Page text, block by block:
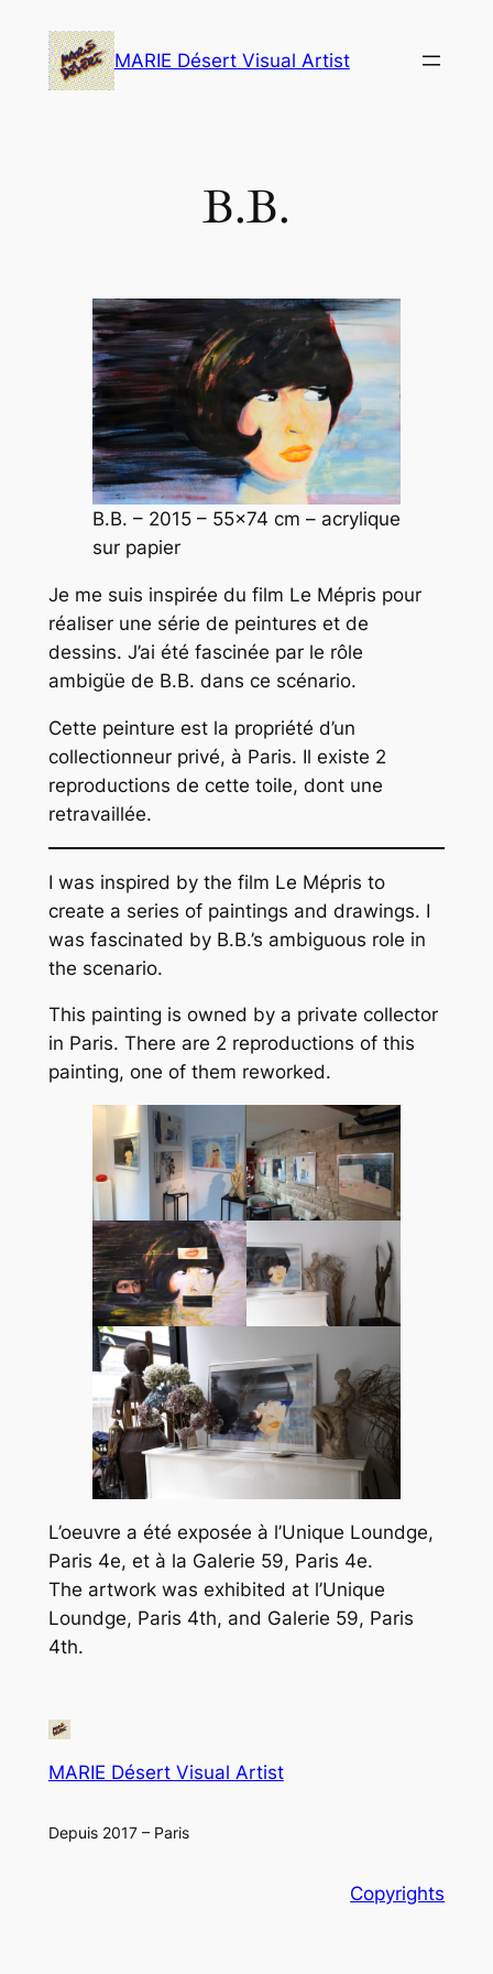
content
MARIE Désert Visual Artist
B.B.
B.B. – 2015 – 55×74 cm – acrylique
sur papier
Je me suis inspirée du film Le Mépris pour
réaliser une série de peintures et de
dessins. J’ai été fascinée par le rôle
ambigüe de B.B. dans ce scénario.
Cette peinture est la propriété d’un
collectionneur privé, à Paris. Il existe 2
reproductions de cette toile, dont une
retravaillée.
I was inspired by the film Le Mépris to
create a series of paintings and drawings. I
was fascinated by B.B.’s ambiguous role in
the scenario.
This painting is owned by a private collector
in Paris. There are 2 reproductions of this
painting, one of them reworked.
L’oeuvre a été exposée à l’Unique Loundge,
Paris 4e, et à la Galerie 59, Paris 4e.
The artwork was exhibited at l’Unique
Loundge, Paris 4th, and Galerie 59, Paris
4th.
MARIE Désert Visual Artist
Depuis 2017 – Paris
Copyrights